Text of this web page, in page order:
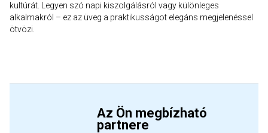
kultúrát. Legyen szó napi kiszolgálásról vagy különleges
alkalmakról – ez az üveg a praktikusságot elegáns megjelenéssel
ötvözi.
Az Ön megbízható
partnere